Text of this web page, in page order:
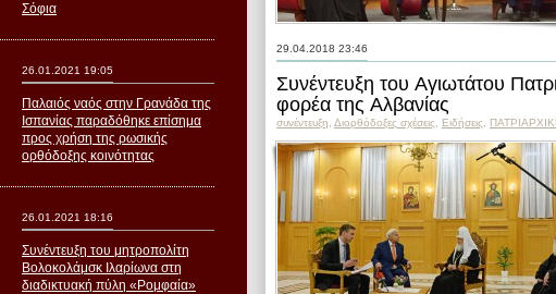
29.04.2018 23:46
Συνέντευξη του Αγιωτάτου
φορέα της Αλβανίας
συνέντευξη Διορθόδοξες σχέσεις Ειδήσεις
Σόφια
26.01.2021 19:05
Παλαιός ναός στην Γρανάδα της
Ισπανίας παραδόθηκε επίσημα
προς χρήση της ρωσικής
ορθόδοξης κοινότητας
26.01.2021 18:16
Συνέντευξη του μητροπολίτη
Βολοκολάμσκ Ιλαρίωνα στη
διαδικτυακή πύλη «Ρομφαία»